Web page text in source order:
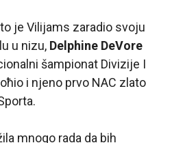
je Vilijams zaradio svoju
u nizu, Delphine DeVore
šampionat Divizije I
i njeno prvo NAC zlato
mnogo rada da bih